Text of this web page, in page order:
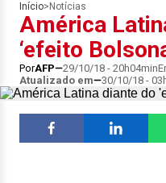
Início> Notícias
América
‘efeito
PorAFP 29/10/18 - 20h04min
Atualizado em
30/10/18 -